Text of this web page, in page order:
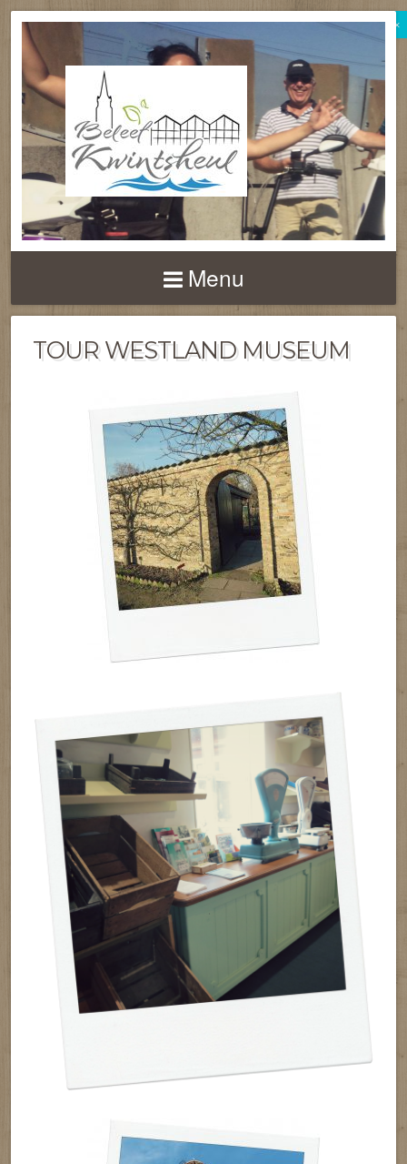
BELEEF
KWINTSHEUL
Menu
TOUR WESTLAND MUSEUM
×